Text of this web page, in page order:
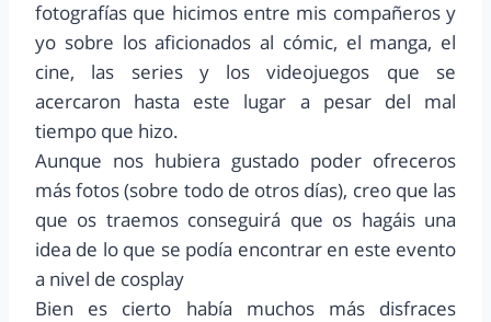
fotografías que hicimos entre mis compañeros y
yo sobre los aficionados al cómic, el manga, el
cine, las series y los videojuegos que se
acercaron hasta este lugar a pesar del mal
tiempo que hizo.
Aunque nos hubiera gustado poder ofreceros
más fotos (sobre todo de otros días), creo que las
que os traemos conseguirá que os hagáis una
idea de lo que se podía encontrar en este evento
a nivel de cosplay
Bien es cierto había muchos más disfraces